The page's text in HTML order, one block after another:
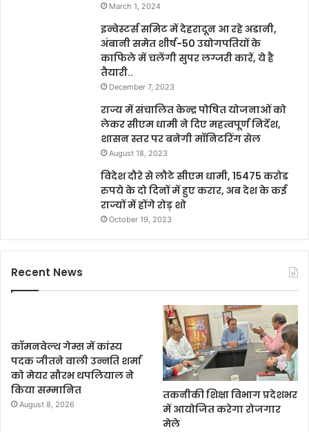
March 1, 2024
इन्वेस्टर्स समिट में देहरादून आ रहे अडानी,
अंबानी समेत शीर्ष-50 उद्योगपतियों के
काफिले में चलेंगी सुपर लग्जरी कारें, ये है
तैयारी..
December 7, 2023
राज्य में संचालित केन्द्र पोषित योजनाओं को
लेकर सीएम धामी ने दिए महत्वपूर्ण निर्देश,
शासन स्तर पर बनेगी मॉनिटरिंग सेल
August 18, 2023
विदेश दौरे से लौटे सीएम धामी, 15475 करोड
रुपये के दो दिनों में हुए करार, अब देश के कई
राज्यों में होंगे रोड़ शो
October 19, 2023
Recent News
कॉमनवेल्थ गेम्स में कांस्य
पदक जीतने वाली उन्नति शर्मा
को मेयर सौरभ थपलियाल ने
किया सम्मानित
August 8, 2026
तकनीकी शिक्षा विभाग प्रदेशभर
में आयोजित करेगा रोजगार
मेले